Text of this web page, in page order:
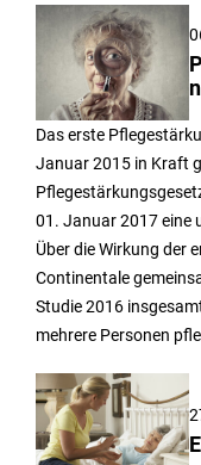
Das erste
Januar 2015 in Kraft
01. Januar 2017 eine
Über die Wirkung der
Continentale
Studie 2016
mehrere Personen